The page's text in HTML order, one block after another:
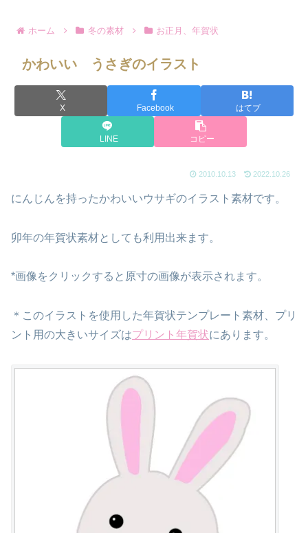
ホーム 冬の素材 お正月、年賀状
かわいい うさぎのイラスト
X Facebook はてブ
LINE コピー
2010.10.13 2022.10.26
にんじんを持ったかわいいウサギのイラスト素材です。
卯年の年賀状素材としても利用出来ます。
*画像をクリックすると原寸の画像が表示されます。
＊このイラストを使用した年賀状テンプレート素材、プリ
ント用の大きいサイズはプリント年賀状にあります。